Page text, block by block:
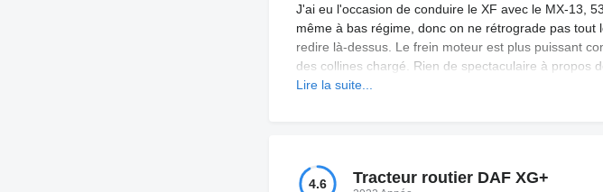
J'ai eu l'occasion de conduire le XF avec le MX-13,
même à bas régime, donc on ne rétrograde pas tout
redire là-dessus. Le frein moteur est plus puissant
des collines chargé. Rien de spectaculaire à propos
donne pas de mal de dos après un long trajet. Le
Lire la suite...
4.6 Tracteur routier DAF XG+